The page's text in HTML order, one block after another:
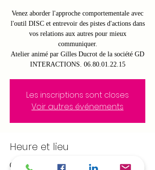
Venez aborder l'approche comportementale avec
l'outil DISC et entrevoir des pistes d'actions dans
vos relations aux autres pour mieux
communiquer.
Atelier animé par Gilles Ducrot de la société GD
INTERACTIONS. 06.80.01.22.15
Les inscriptions sont closes
Voir autres événements
Heure et lieu
05 déc. 2018, 09:00 – 13:00